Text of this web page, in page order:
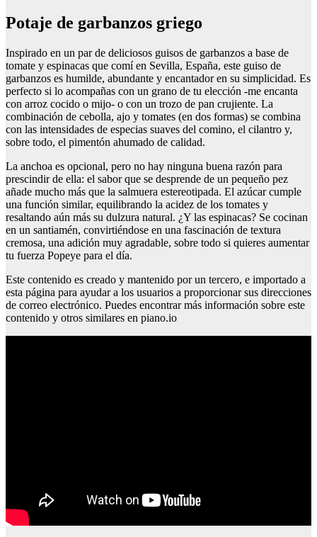
Potaje de garbanzos griego
Inspirado en un par de deliciosos guisos de garbanzos a base de
tomate y espinacas que comí en Sevilla, España, este guiso de
garbanzos es humilde, abundante y encantador en su simplicidad. Es
perfecto si lo acompañas con un grano de tu elección -me encanta
con arroz cocido o mijo- o con un trozo de pan crujiente. La
combinación de cebolla, ajo y tomates (en dos formas) se combina
con las intensidades de especias suaves del comino, el cilantro y,
sobre todo, el pimentón ahumado de calidad.
La anchoa es opcional, pero no hay ninguna buena razón para
prescindir de ella: el sabor que se desprende de un pequeño pez
añade mucho más que la salmuera estereotipada. El azúcar cumple
una función similar, equilibrando la acidez de los tomates y
resaltando aún más su dulzura natural. ¿Y las espinacas? Se cocinan
en un santiamén, convirtiéndose en una fascinación de textura
cremosa, una adición muy agradable, sobre todo si quieres aumentar
tu fuerza Popeye para el día.
Este contenido es creado y mantenido por un tercero, e importado a
esta página para ayudar a los usuarios a proporcionar sus direcciones
de correo electrónico. Puedes encontrar más información sobre este
contenido y otros similares en piano.io